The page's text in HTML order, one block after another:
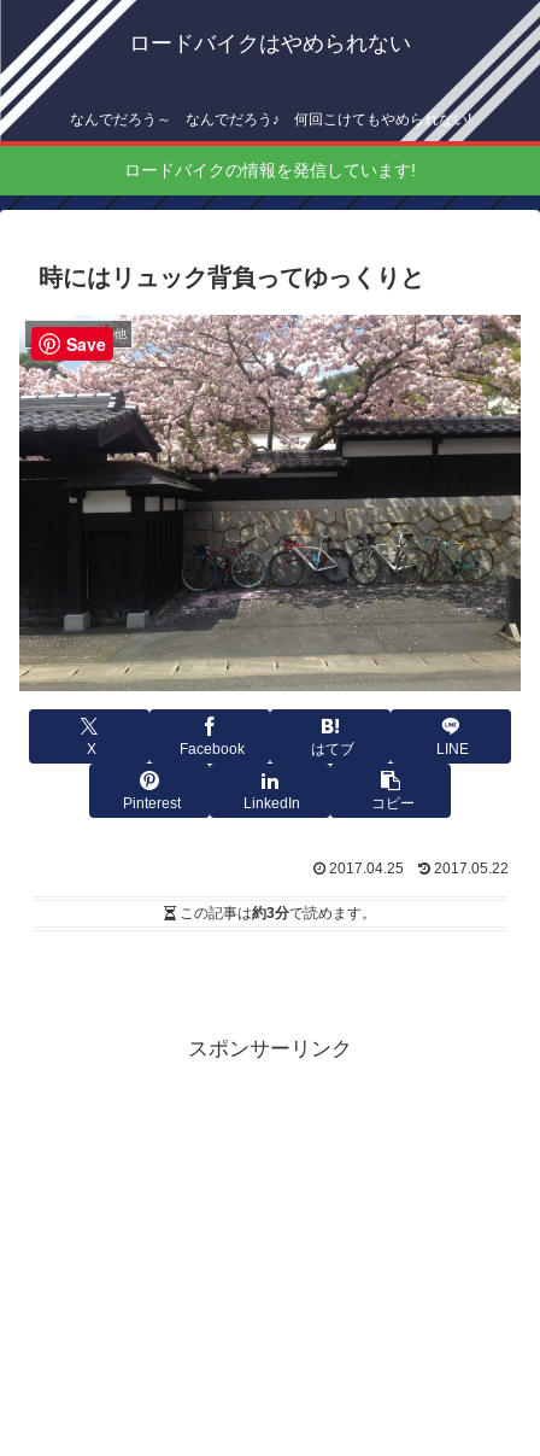
ロードバイクはやめられない
なんでだろう～ なんでだろう♪ 何回こけてもやめられない!
ロードバイクの情報を発信しています!
時にはリュック背負ってゆっくりと
チーム朝練その他
X Facebook はてブ LINE
Pinterest LinkedIn コピー
2017.04.25 2017.05.22
この記事は約3分で読めます。
スポンサーリンク
Save